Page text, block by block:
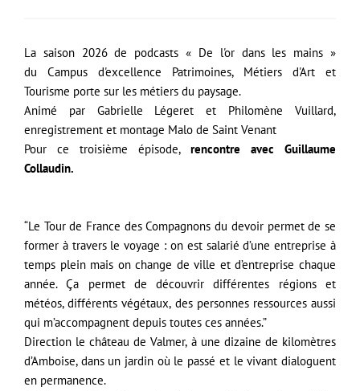
La saison 2026 de podcasts « De l'or dans les mains »
du Campus d'excellence Patrimoines, Métiers d'Art et
Tourisme porte sur les métiers du paysage.
Animé par Gabrielle Légeret et Philomène Vuillard,
enregistrement et montage Malo de Saint Venant
Pour ce troisième épisode, rencontre avec Guillaume
Collaudin.
“Le Tour de France des Compagnons du devoir permet de se
former à travers le voyage : on est salarié d’une entreprise à
temps plein mais on change de ville et d’entreprise chaque
année. Ça permet de découvrir différentes régions et
météos, différents végétaux, des personnes ressources aussi
qui m’accompagnent depuis toutes ces années.”
Direction le château de Valmer, à une dizaine de kilomètres
d’Amboise, dans un jardin où le passé et le vivant dialoguent
en permanence.